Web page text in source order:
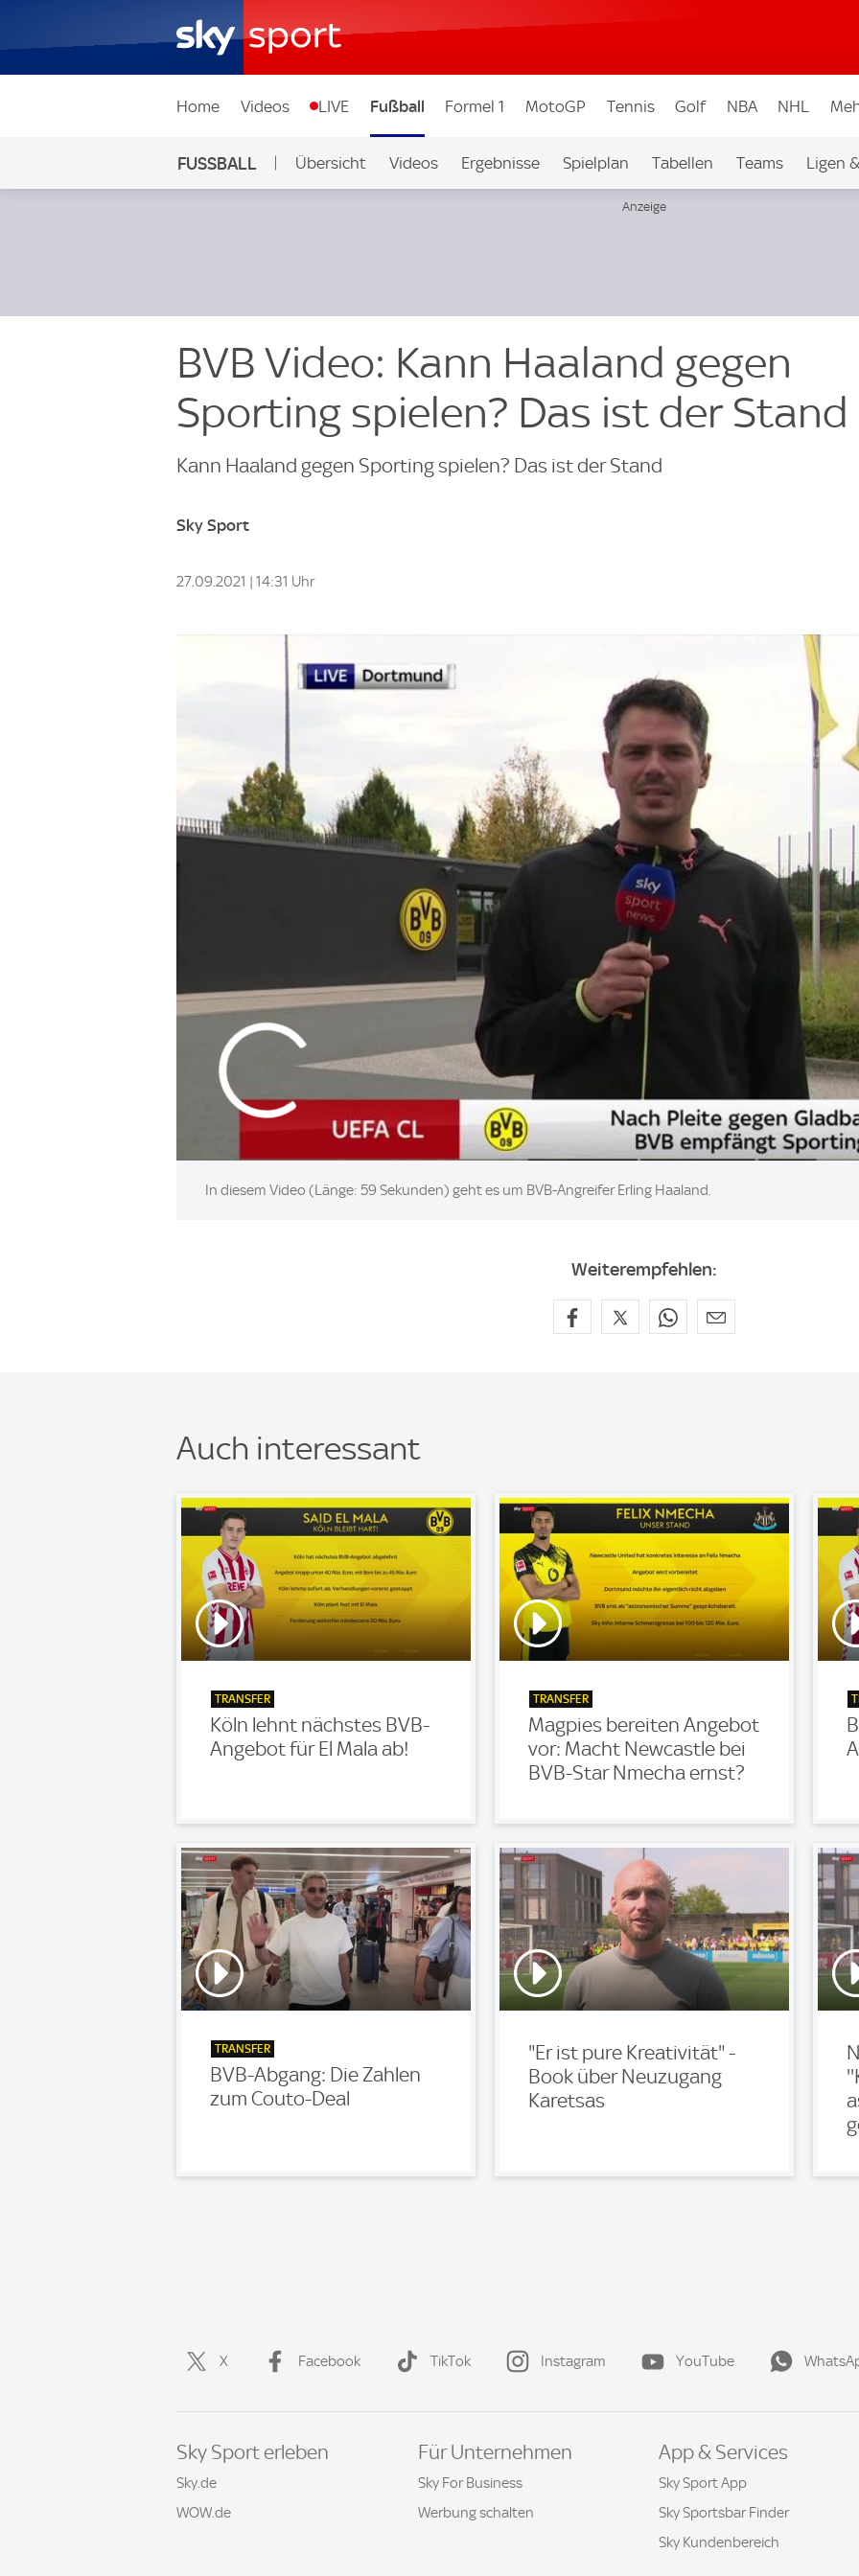
Home Videos LIVE Fußball Formel 1 MotoGP Tennis Golf NBA NHL
FUSSBALL Übersicht Videos Ergebnisse Spielplan Tabellen Teams Ligen
BVB Video: Kann Haaland gegen
Sporting spielen? Das ist der Stand
Kann Haaland gegen Sporting spielen? Das ist der Stand
Sky Sport
27.09.2021 | 14:31 Uhr
In diesem Video (Länge: 59 Sekunden) geht es um BVB-Angreifer Erling Haaland.
Weiterempfehlen:
Auch interessant
TRANSFER
Köln lehnt nächstes BVB-
Angebot für El Mala ab!
TRANSFER
Magpies bereiten Angebot
vor: Macht Newcastle bei
BVB-Star Nmecha ernst?
TRANSFER
BVB-Abgang: Die Zahlen
zum Couto-Deal
"Er ist pure Kreativität" -
Book über Neuzugang
Karetsas
X Facebook TikTok Instagram YouTube
Sky Sport erleben
Sky.de
WOW.de
Für Unternehmen
Sky For Business
Werbung schalten
App & Services
Sky Sport App
Sky Sportsbar Finder
Sky Kundenbereich